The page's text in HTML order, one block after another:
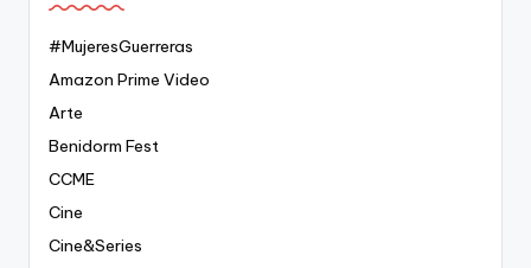
#MujeresGuerreras
Amazon Prime Video
Arte
Benidorm Fest
CCME
Cine
Cine&Series